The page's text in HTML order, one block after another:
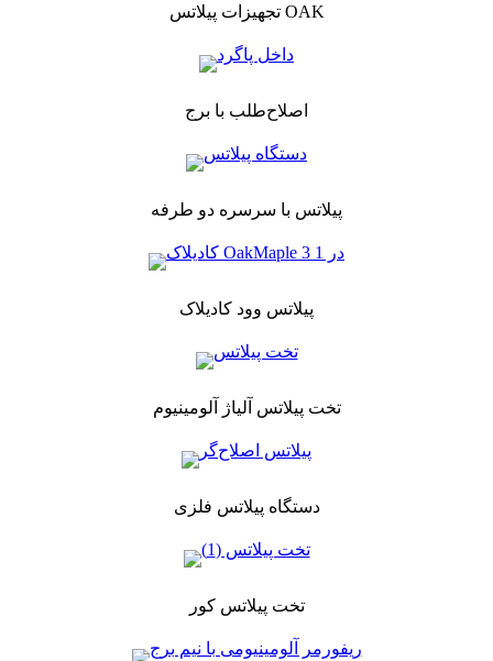
تجهیزات پیلاتس OAK
اصلاح‌طلب با برج
پیلاتس با سرسره دو طرفه
پیلاتس وود کادیلاک
تخت پیلاتس آلیاژ آلومینیوم
دستگاه پیلاتس فلزی
تخت پیلاتس کور